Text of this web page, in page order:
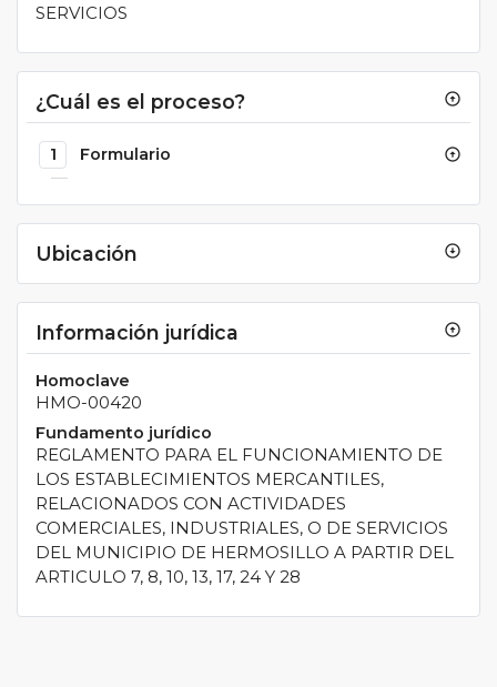
SERVICIOS
¿Cuál es el proceso? arrow_circle_up
1 Formulario arrow_circle_up
Ubicación arrow_circle_down
Información jurídica arrow_circle_up
Homoclave
HMO-00420
Fundamento jurídico
REGLAMENTO PARA EL FUNCIONAMIENTO DE
LOS ESTABLECIMIENTOS MERCANTILES,
RELACIONADOS CON ACTIVIDADES
COMERCIALES, INDUSTRIALES, O DE SERVICIOS
DEL MUNICIPIO DE HERMOSILLO A PARTIR DEL
ARTICULO 7, 8, 10, 13, 17, 24 Y 28